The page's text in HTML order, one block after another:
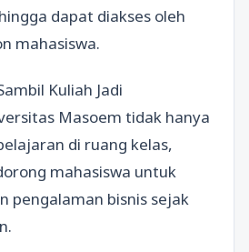
dapat diakses oleh
mahasiswa.
Kuliah Jadi
Masoem tidak hanya
di ruang kelas,
mahasiswa untuk
pengalaman bisnis sejak